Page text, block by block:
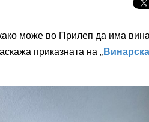
може во Прилеп да има
приказната на „Винарска